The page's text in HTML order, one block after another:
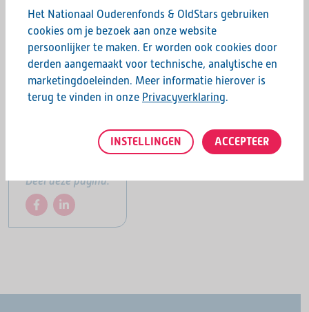
Aanmelden & info
Graag horen we of je aanwezig bent op deze dag.
Voor aanmeldingen of vragen
kan je bellen naar Iris Kaiser
06-40 86 42 89 of stuur een mail
iriskaiserokkes@hotmail.com .
Deel deze pagina:
Het Nationaal Ouderenfonds & OldStars gebruiken
cookies om je bezoek aan onze website
persoonlijker te maken. Er worden ook cookies door
derden aangemaakt voor technische, analytische en
marketingdoeleinden. Meer informatie hierover is
terug te vinden in onze Privacyverklaring.
INSTELLINGEN ACCEPTEER